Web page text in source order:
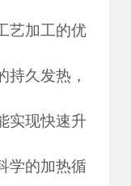
艺加工的优
持久发热，
实现快速升
学的加热循